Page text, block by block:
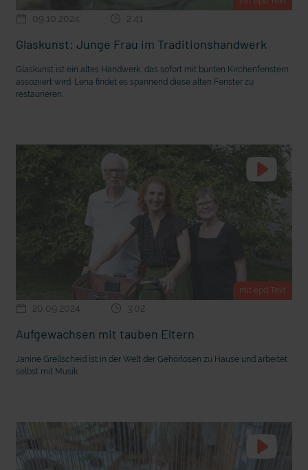
09.10.2024 2:41
Glaskunst: Junge Frau im Traditionshandwerk
Glaskunst ist ein altes Handwerk, das sofort mit bunten Kirchenfenstern
assoziiert wird. Lena findet es spannend diese alten Fenster zu
restaurieren.
mit epd Text
20.09.2024 3:02
Aufgewachsen mit tauben Eltern
Janine Grellscheid ist in der Welt der Gehörlosen zu Hause und arbeitet
selbst mit Musik